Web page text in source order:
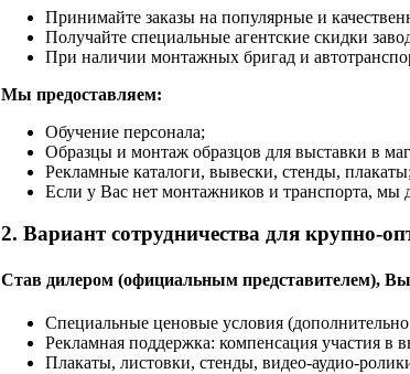
Принимайте заказы на популярные и
Получайте специальные агентские скидки
При наличии монтажных бригад и
Мы предоставляем:
Обучение персонала;
Образцы и монтаж образцов для выставки в
Рекламные каталоги, вывески, стенды, плакаты;
Если у Вас нет монтажников и транспорта, мы
2. Вариант сотрудничества для крупно-
Став дилером (официальным представителем),
Специальные ценовые условия
Рекламная поддержка: компенсация участия в
Плакаты, листовки, стенды, видео-аудио-